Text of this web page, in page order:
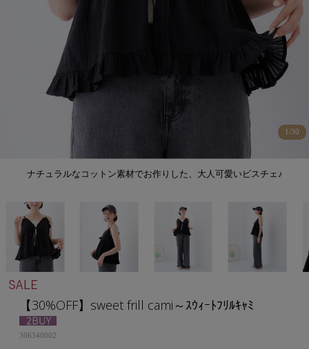
ナチュラルなコットン素材でお作りした、大人可愛いビスチェ♪
1 /30
【30%OFF】sweet frill cami～ｽｳｨｰﾄﾌﾘﾙｷｬﾐ
306340002